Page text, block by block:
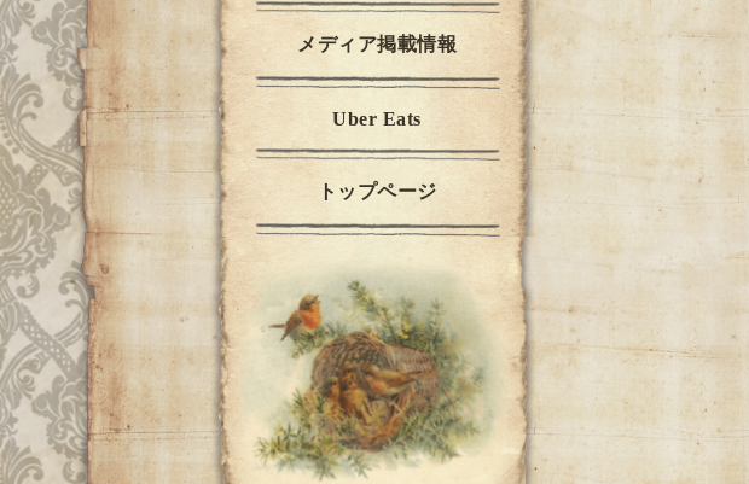
メディア掲載情報
Uber Eats
トップページ